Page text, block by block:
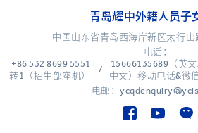
青岛耀中外籍人员子
中国山东省青岛西海岸新区太行山
电话：
+86 532 8699 5551
转1（招生部座机）
/
15666135689（英
中文）移动电话&微
电邮：